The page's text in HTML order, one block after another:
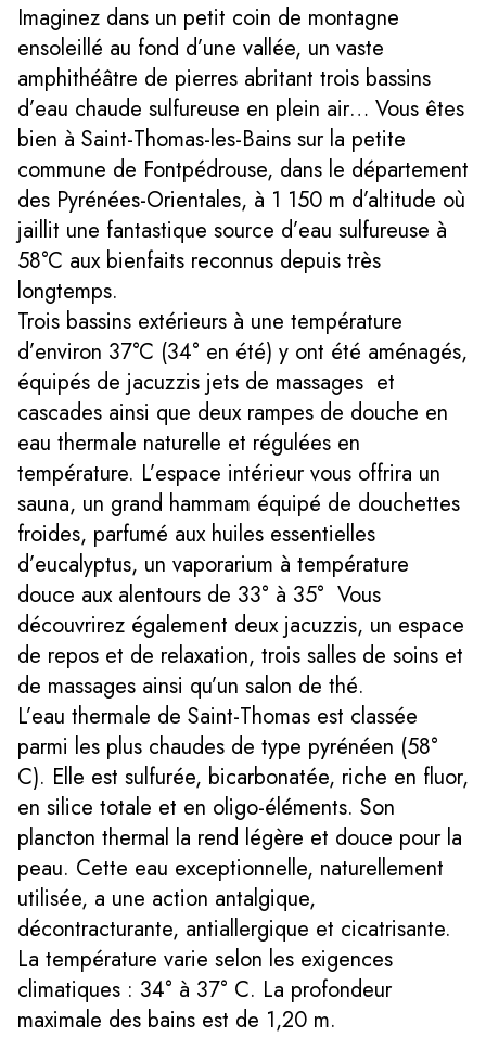
Imaginez dans un petit coin de montagne
ensoleillé au fond d’une vallée, un vaste
amphithéâtre de pierres abritant trois bassins
d’eau chaude sulfureuse en plein air… Vous êtes
bien à Saint-Thomas-les-Bains sur la petite
commune de Fontpédrouse, dans le département
des Pyrénées-Orientales, à 1 150 m d’altitude où
jaillit une fantastique source d’eau sulfureuse à
58°C aux bienfaits reconnus depuis très
longtemps.
Trois bassins extérieurs à une température
d’environ 37°C (34° en été) y ont été aménagés,
équipés de jacuzzis jets de massages et
cascades ainsi que deux rampes de douche en
eau thermale naturelle et régulées en
température. L’espace intérieur vous offrira un
sauna, un grand hammam équipé de douchettes
froides, parfumé aux huiles essentielles
d’eucalyptus, un vaporarium à température
douce aux alentours de 33° à 35° Vous
découvrirez également deux jacuzzis, un espace
de repos et de relaxation, trois salles de soins et
de massages ainsi qu’un salon de thé.
L’eau thermale de Saint-Thomas est classée
parmi les plus chaudes de type pyrénéen (58°
C). Elle est sulfurée, bicarbonatée, riche en fluor,
en silice totale et en oligo-éléments. Son
plancton thermal la rend légère et douce pour la
peau. Cette eau exceptionnelle, naturellement
utilisée, a une action antalgique,
décontracturante, antiallergique et cicatrisante.
La température varie selon les exigences
climatiques : 34° à 37° C. La profondeur
maximale des bains est de 1,20 m.